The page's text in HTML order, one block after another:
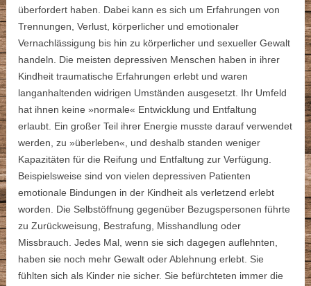
überfordert haben. Dabei kann es sich um Erfahrungen von
Trennungen, Verlust, körperlicher und emotionaler
Vernachlässigung bis hin zu körperlicher und sexueller Gewalt
handeln. Die meisten depressiven Menschen haben in ihrer
Kindheit traumatische Erfahrungen erlebt und waren
langanhaltenden widrigen Umständen ausgesetzt. Ihr Umfeld
hat ihnen keine »normale« Entwicklung und Entfaltung
erlaubt. Ein großer Teil ihrer Energie musste darauf verwendet
werden, zu »überleben«, und deshalb standen weniger
Kapazitäten für die Reifung und Entfaltung zur Verfügung.
Beispielsweise sind von vielen depressiven Patienten
emotionale Bindungen in der Kindheit als verletzend erlebt
worden. Die Selbstöffnung gegenüber Bezugspersonen führte
zu Zurückweisung, Bestrafung, Misshandlung oder
Missbrauch. Jedes Mal, wenn sie sich dagegen auflehnten,
haben sie noch mehr Gewalt oder Ablehnung erlebt. Sie
fühlten sich als Kinder nie sicher. Sie befürchteten immer die